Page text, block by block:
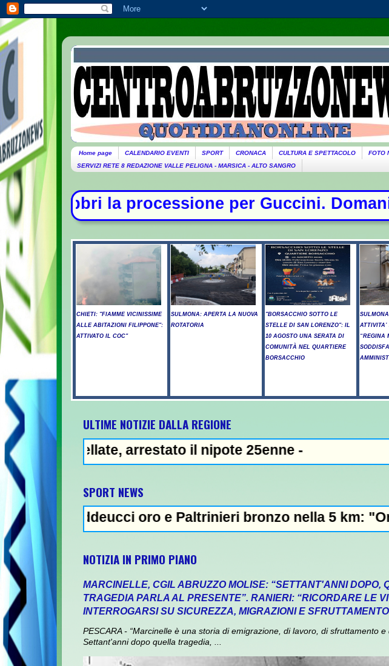
Home page CALENDARIO EVENTI SPORT CRONACA CULTURA E SPETTACOLO FOTO
SERVIZI RETE 8 REDAZIONE VALLE PELIGNA - MARSICA - ALTO SANGRO
per Guccini. Domani lutto
CHIETI: "FIAMME VICINISSIME
ALLE ABITAZIONI FILIPPONE":
ATTIVATO IL COC"
SULMONA: APERTA LA NUOVA
ROTATORIA
"BORSACCHIO SOTTO LE
STELLE DI SAN LORENZO": IL
10 AGOSTO UNA SERATA DI
COMUNITÀ NEL QUARTIERE
BORSACCHIO
“REGINA
ULTIME NOTIZIE DALLA REGIONE
arrestato il nipote 25enne -
SPORT NEWS
oro e Paltrinieri bronzo nella 5 km: "Ora ci
NOTIZIA IN PRIMO PIANO
MARCINELLE, CGIL ABRUZZO MOLISE: “SETTANT'ANNI DOPO,
TRAGEDIA PARLA AL PRESENTE”. RANIERI: “RICORDARE LE
INTERROGARSI SU SICUREZZA, MIGRAZIONI E
PESCARA - “Marcinelle è una storia di emigrazione, di lavoro, di sfruttamento e
Settant'anni dopo quella tragedia, ...
NEWS IN EVIDENZA -